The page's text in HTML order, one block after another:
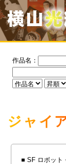
作品名：
ジャイ
■ SF ロボット